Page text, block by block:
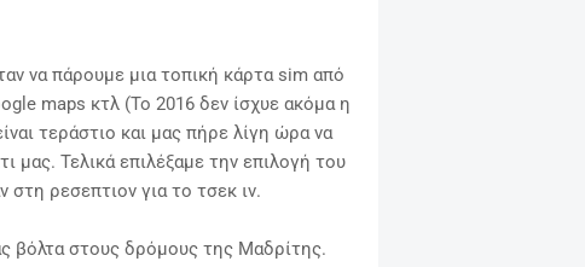
να πάρουμε μια τοπική κάρτα sim από
maps κτλ (Το 2016 δεν ίσχυε ακόμα η
τεράστιο και μας πήρε λίγη ώρα να
μας. Τελικά επιλέξαμε την επιλογή του
ρεσεπτιον για το τσεκ ιν.
βόλτα στους δρόμους της Μαδρίτης.